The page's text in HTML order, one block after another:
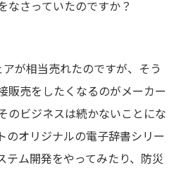
なさっていたのですか？
が相当売れたのですが、そう
販売をしたくなるのがメーカー
のビジネスは続かないことにな
のオリジナルの電子辞書シリー
テム開発をやってみたり、防災